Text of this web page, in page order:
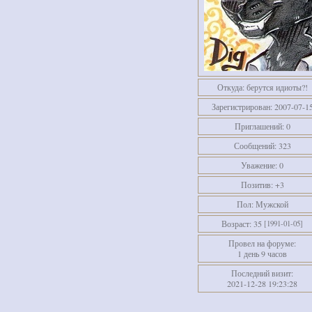
Откуда: берутся идиоты?!
Зарегистрирован: 2007-07-
Приглашений: 0
Сообщений: 323
Уважение: 0
Позитив: +3
Пол: Мужской
Возраст: 35 [1991-01-05]
Провел на форуме:
1 день 9 часов
Последний визит:
2021-12-28 19:23:28